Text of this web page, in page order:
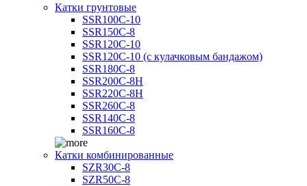
Катки грунтовые
SSR100C-10
SSR150C-8
SSR120C-10
SSR120C-10 (с кулачковым бандажом)
SSR180C-8
SSR200C-8H
SSR220C-8H
SSR260C-8
SSR140C-8
SSR160C-8
Катки комбинированные
SZR30C-8
SZR50C-8